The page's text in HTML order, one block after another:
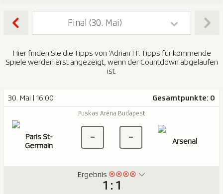
Final (30. Mai)
Hier finden Sie die Tipps von 'Adrian H'. Tipps für kommende
Spiele werden erst angezeigt, wenn der Countdown abgelaufen
ist.
30. Mai | 16:00 Gesamtpunkte: 0
Puskas Aréna Budapest
Paris St-
Germain
- Arsenal
-
Ergebnis
1 : 1